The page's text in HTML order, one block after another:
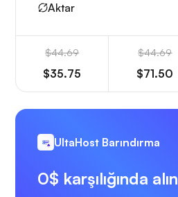
Aktar
$44.69
$35.75
$44.69
$71.50
UltaHost Barındırma
0$ karşılığında alın